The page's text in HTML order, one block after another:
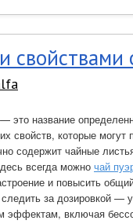
свойствами
это название
свойств, которые
содержит чайные
всегда можно чай
и повысить
за дозировкой —
эффектам, включая